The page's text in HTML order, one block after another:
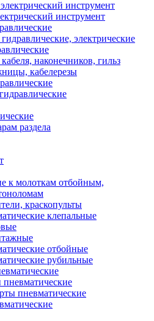
инструмент
электрические
наконечников, гильз
кабелерезы
раздела
к молоткам отбойным,
краскопульты
клепальные
отбойные
рубильные
пневматические